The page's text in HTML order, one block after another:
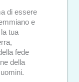
di essere
e
tua
fede
della